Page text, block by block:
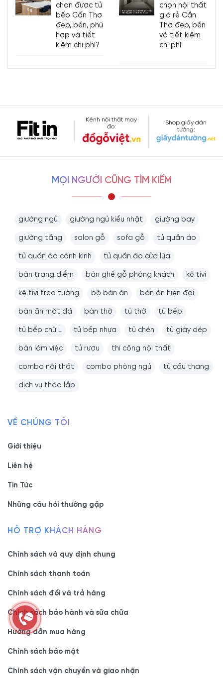
chọn được tủ
bếp Cần Thơ
đẹp, bền, phù
hợp và tiết
kiệm chi phí?
chọn nội thất
giá rẻ Cần
Thơ đẹp, bền
và tiết kiệm
chi phí
Kênh nội thất may
đo:
Shop giấy dán
tường:
MỌI NGƯỜI CŨNG TÌM KIẾM
giường ngủ giường ngủ kiểu nhật giường bay
giường tầng salon gỗ sofa gỗ tủ quần áo
tủ quần áo cánh kính tủ quần áo cửa lùa
bàn trang điểm bàn ghế gỗ phòng khách kệ tivi
kệ tivi treo tường bộ bàn ăn bàn ăn hiện đại
bàn ăn mặt đá bàn thờ tủ thờ tủ bếp
tủ bếp chữ L tủ bếp nhựa tủ chén tủ giày dép
bàn làm việc tủ rượu thi công nội thất
combo nội thất combo phòng ngủ tủ cầu thang
dịch vụ tháo lắp
VỀ CHÚNG TÔI
Giới thiệu
Liên hệ
Tin Tức
Những câu hỏi thường gặp
HỖ TRỢ KHÁCH HÀNG
Chính sách và quy định chung
Chính sách thanh toán
Chính sách đổi và trả hàng
Chính sách bảo hành và sữa chữa
Hướng dẫn mua hàng
Chính sách bảo mật
Chính sách vận chuyển và giao nhận